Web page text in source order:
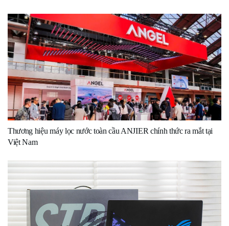
Thương hiệu máy lọc nước toàn cầu ANJIER chính thức ra mắt tại
Việt Nam